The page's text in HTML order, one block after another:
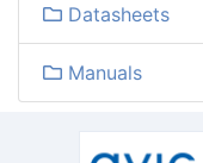
Datasheets
Manuals